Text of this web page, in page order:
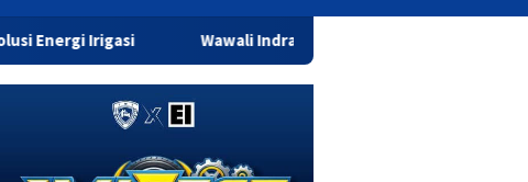
Wawali Indra Gobel Tegaskan Komitmen Pemkot Tingkatkan